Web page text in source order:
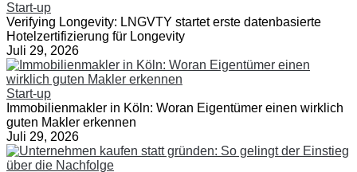
Start-up
Verifying Longevity: LNGVTY startet erste datenbasierte
Hotelzertifizierung für Longevity
Juli 29, 2026
Start-up
Immobilienmakler in Köln: Woran Eigentümer einen wirklich
guten Makler erkennen
Juli 29, 2026